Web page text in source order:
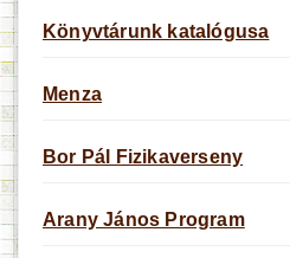
Könyvtárunk katalógusa
Menza
Bor Pál Fizikaverseny
Arany János Program